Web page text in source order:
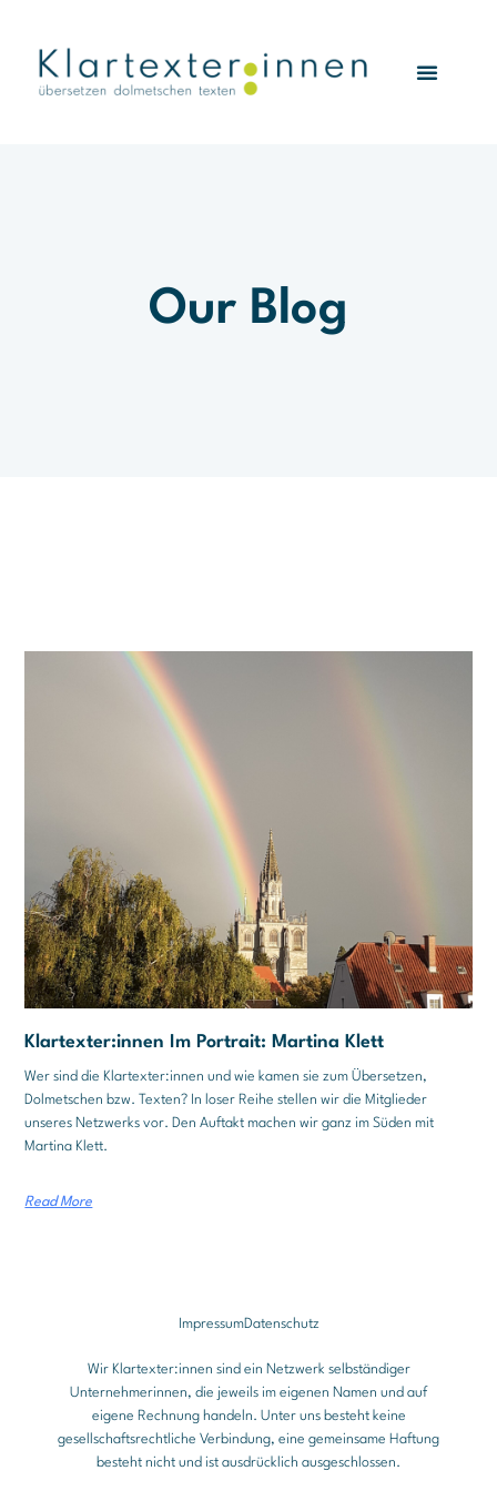
Our Blog
Klartexter:innen Im Portrait: Martina Klett
Wer sind die Klartexter:innen und wie kamen sie zum Übersetzen,
Dolmetschen bzw. Texten? In loser Reihe stellen wir die Mitglieder
unseres Netzwerks vor. Den Auftakt machen wir ganz im Süden mit
Martina Klett.
Read More
ImpressumDatenschutz
Wir Klartexter:innen sind ein Netzwerk selbständiger
Unternehmerinnen, die jeweils im eigenen Namen und auf
eigene Rechnung handeln. Unter uns besteht keine
gesellschaftsrechtliche Verbindung, eine gemeinsame Haftung
besteht nicht und ist ausdrücklich ausgeschlossen.